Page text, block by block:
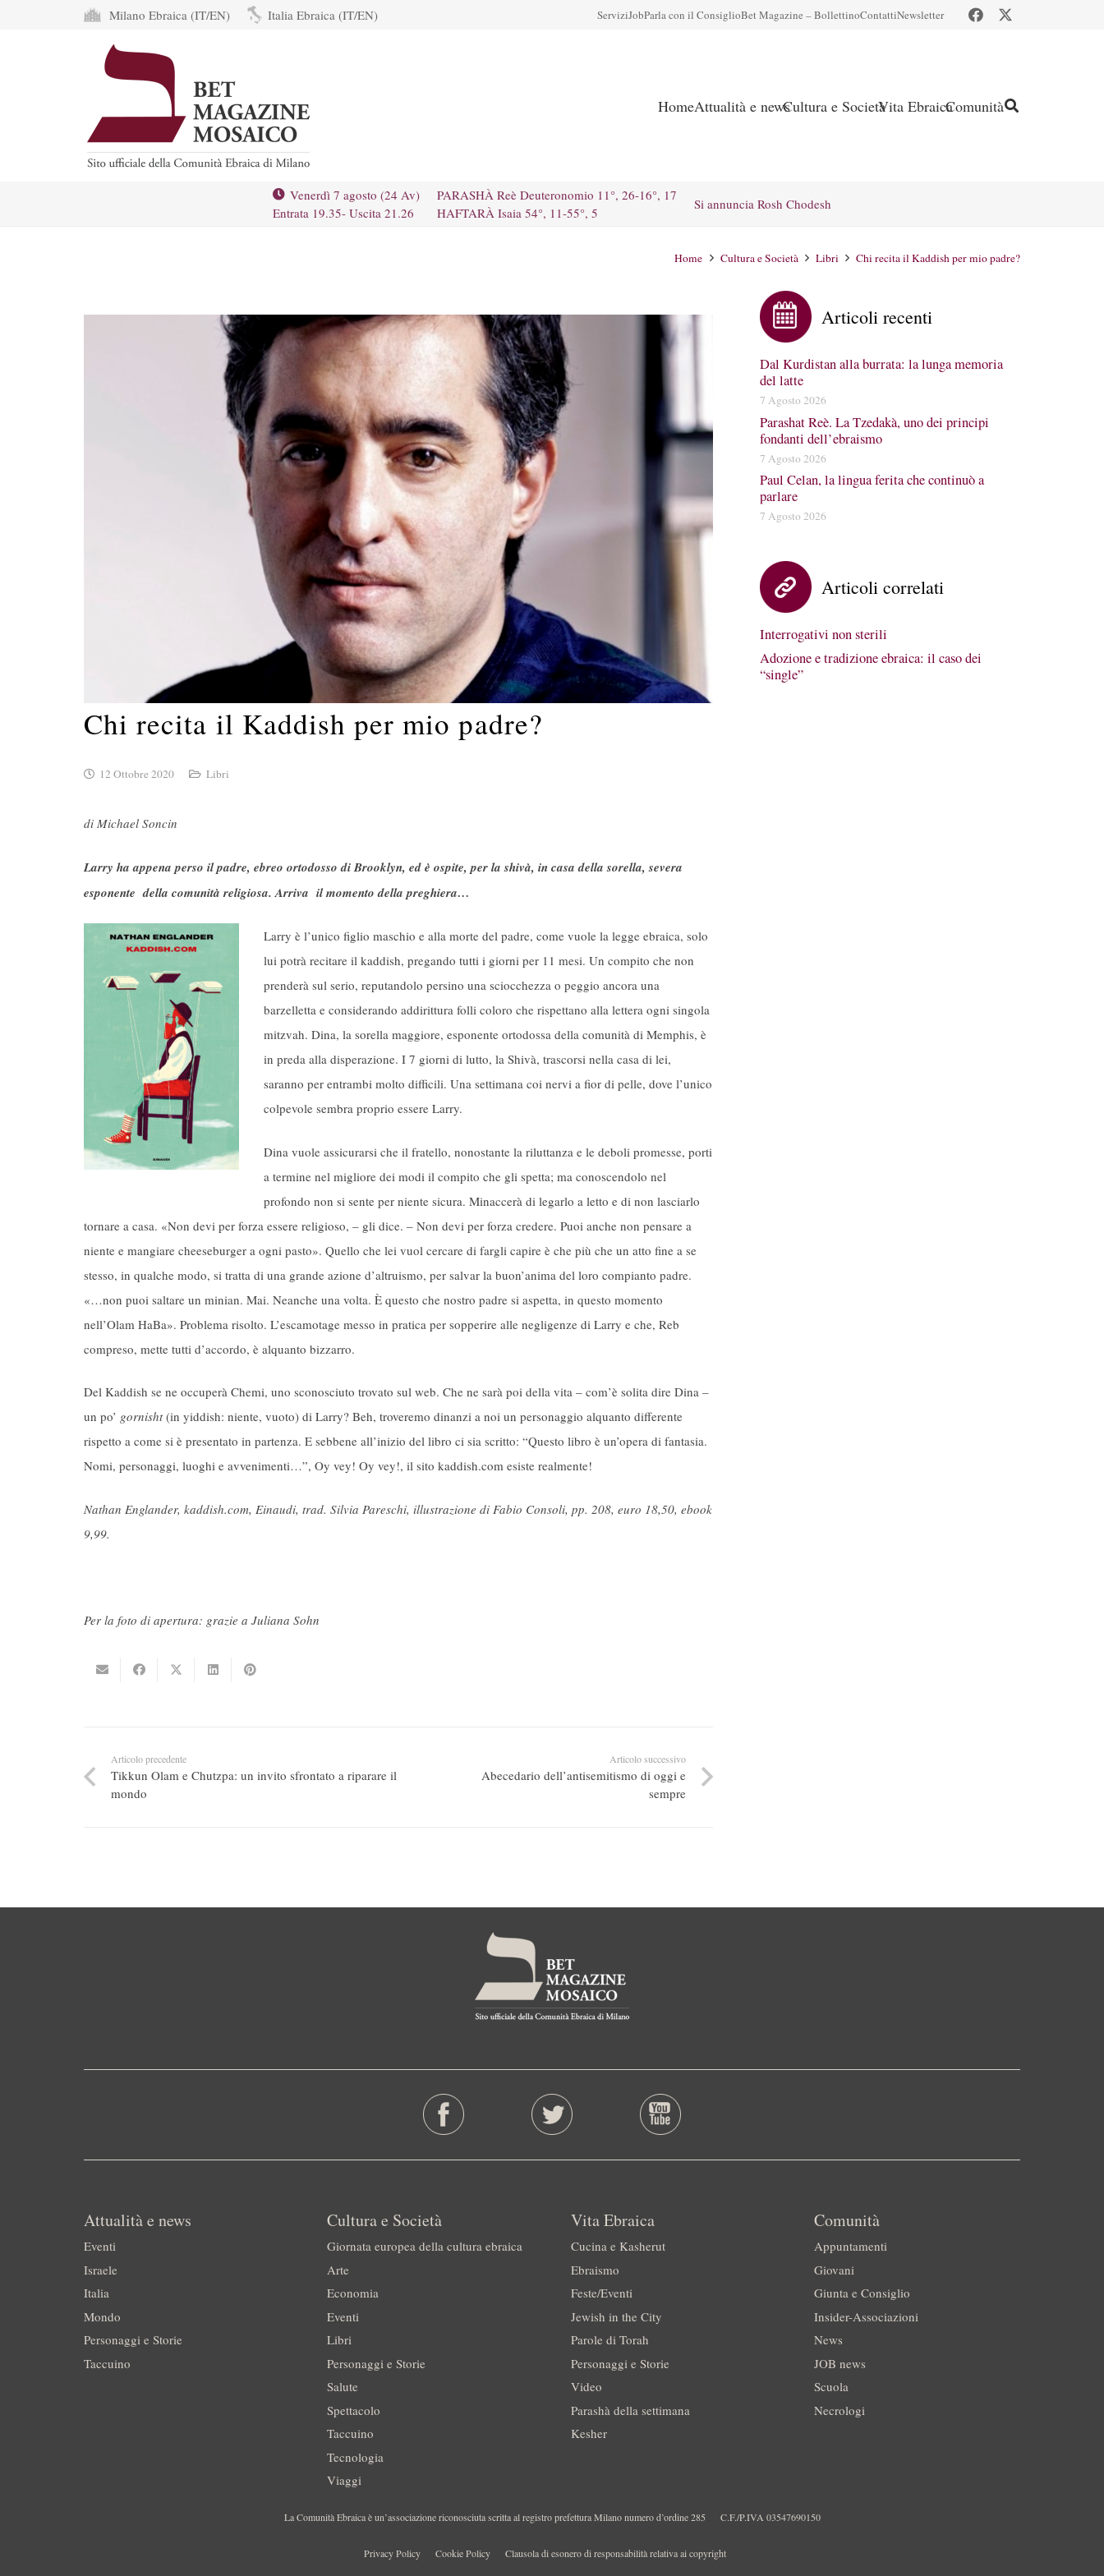
Milano Ebraica (IT/EN) Italia Ebraica (IT/EN) ServiziJobParla con il ConsiglioBet Magazine – BollettinoContattiNewsletter
HomeAttualità e newsCultura e SocietàVita EbraicaComunità
Venerdì 7 agosto (24 Av)
Entrata 19.35- Uscita 21.26
PARASHÀ Reè Deuteronomio 11°, 26-16°, 17
HAFTARÀ Isaia 54°, 11-55°, 5
Si annuncia Rosh Chodesh
Home Cultura e Società Libri Chi recita il Kaddish per mio padre?
Chi recita il Kaddish per mio padre?
12 Ottobre 2020 Libri
di Michael Soncin
Larry ha appena perso il padre, ebreo ortodosso di Brooklyn, ed è ospite, per la shivà, in casa della sorella, severa
esponente della comunità religiosa. Arriva il momento della preghiera…
Larry è l’unico figlio maschio e alla morte del padre, come vuole la legge ebraica, solo
lui potrà recitare il kaddish, pregando tutti i giorni per 11 mesi. Un compito che non
prenderà sul serio, reputandolo persino una sciocchezza o peggio ancora una
barzelletta e considerando addirittura folli coloro che rispettano alla lettera ogni singola
mitzvah. Dina, la sorella maggiore, esponente ortodossa della comunità di Memphis, è
in preda alla disperazione. I 7 giorni di lutto, la Shivà, trascorsi nella casa di lei,
saranno per entrambi molto difficili. Una settimana coi nervi a fior di pelle, dove l’unico
colpevole sembra proprio essere Larry.
Dina vuole assicurarsi che il fratello, nonostante la riluttanza e le deboli promesse, porti
a termine nel migliore dei modi il compito che gli spetta; ma conoscendolo nel
profondo non si sente per niente sicura. Minaccerà di legarlo a letto e di non lasciarlo
tornare a casa. «Non devi per forza essere religioso, – gli dice. – Non devi per forza credere. Puoi anche non pensare a
niente e mangiare cheeseburger a ogni pasto». Quello che lei vuol cercare di fargli capire è che più che un atto fine a se
stesso, in qualche modo, si tratta di una grande azione d’altruismo, per salvar la buon’anima del loro compianto padre.
«…non puoi saltare un minian. Mai. Neanche una volta. È questo che nostro padre si aspetta, in questo momento
nell’Olam HaBa». Problema risolto. L’escamotage messo in pratica per sopperire alle negligenze di Larry e che, Reb
compreso, mette tutti d’accordo, è alquanto bizzarro.
Del Kaddish se ne occuperà Chemi, uno sconosciuto trovato sul web. Che ne sarà poi della vita – com’è solita dire Dina –
un po’ gornisht(in yiddish: niente, vuoto) di Larry? Beh, troveremo dinanzi a noi un personaggio alquanto differente
rispetto a come si è presentato in partenza. E sebbene all’inizio del libro ci sia scritto: “Questo libro è un’opera di fantasia.
Nomi, personaggi, luoghi e avvenimenti…”, Oy vey! Oy vey!, il sito kaddish.com esiste realmente!
Nathan Englander, kaddish.com, Einaudi, trad. Silvia Pareschi, illustrazione di Fabio Consoli, pp. 208, euro 18,50, ebook
9,99.
Per la foto di apertura: grazie a Juliana Sohn
Articolo precedente
Tikkun Olam e Chutzpa: un invito sfrontato a riparare il
mondo
Articolo successivo
Abecedario dell’antisemitismo di oggi e
sempre
Articoli recenti
Dal Kurdistan alla burrata: la lunga memoria
del latte
7 Agosto 2026
Parashat Reè. La Tzedakà, uno dei principi
fondanti dell’ebraismo
7 Agosto 2026
Paul Celan, la lingua ferita che continuò a
parlare
7 Agosto 2026
Articoli correlati
Interrogativi non sterili
Adozione e tradizione ebraica: il caso dei
“single”
Attualità e news
Eventi
Israele
Italia
Mondo
Personaggi e Storie
Taccuino
Cultura e Società
Giornata europea della cultura ebraica
Arte
Economia
Eventi
Libri
Personaggi e Storie
Salute
Spettacolo
Taccuino
Tecnologia
Viaggi
Vita Ebraica
Cucina e Kasherut
Ebraismo
Feste/Eventi
Jewish in the City
Parole di Torah
Personaggi e Storie
Video
Parashà della settimana
Kesher
Comunità
Appuntamenti
Giovani
Giunta e Consiglio
Insider-Associazioni
News
JOB news
Scuola
Necrologi
La Comunità Ebraica è un’associazione riconosciuta scritta al registro prefettura Milano numero d’ordine 285 C.F./P.IVA 03547690150
Privacy Policy Cookie Policy Clausola di esonero di responsabilità relativa ai copyright